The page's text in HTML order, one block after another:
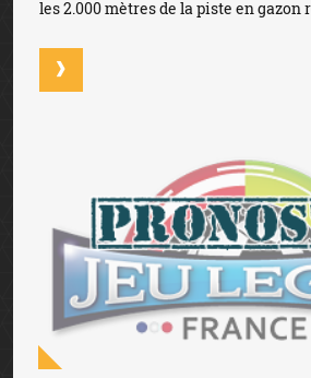
les 2.000 mètres de la piste en gazon